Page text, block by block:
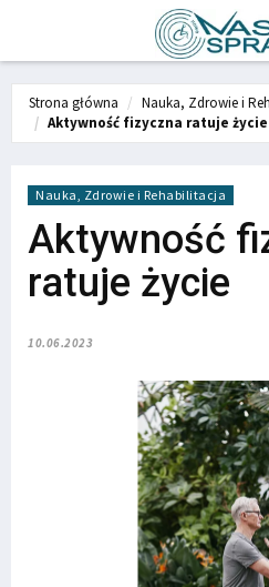
Strona główna
Nauka, Zdrowie i
Aktywność fizyczna ratuje życie
Nauka, Zdrowie i Rehabilitacja
Aktywność
ratuje życie
10.06.2023